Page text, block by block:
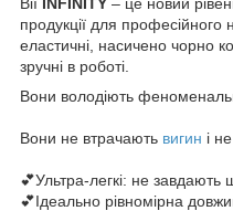
продукції для професійного
еластичні, насичено чорно
зручні в роботі.
Вони володіють
Вони не втрачають вигин і
💕Ультра-легкі: не
💕Ідеально рівномірна